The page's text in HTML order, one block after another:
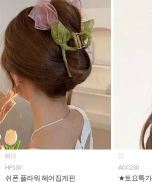
HP130
쉬폰 플라워 헤어집게핀
ACC230
★토요특가